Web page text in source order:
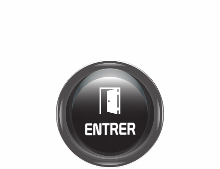
Bienvenue chez
JULIE CARPIO
Cliquez pour entrer